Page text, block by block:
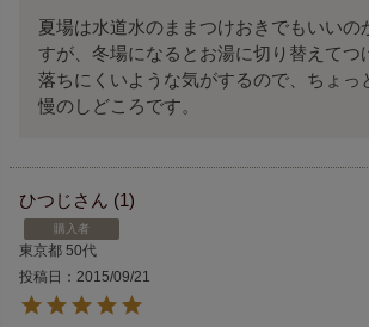
夏場は水道水のままつけおきでもいいの
すが、冬場になるとお湯に切り替えてつ
落ちにくいような気がするので、ちょっ
慢のしどころです。
ひつじ 1
購入者
東京都 50代
投稿日
2015/09/21